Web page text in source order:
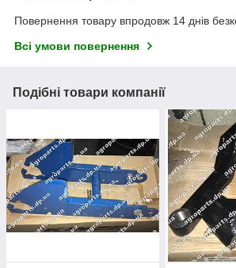
Повернення товару впродовж 14 днів
Всі умови повернення
Подібні товари компанії